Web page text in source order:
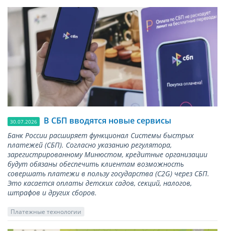
30.07.2026 В СБП вводятся новые сервисы
Банк России расширяет функционал Системы быстрых
платежей (СБП). Согласно указанию регулятора,
зарегистрированному Минюстом, кредитные организации
будут обязаны обеспечить клиентам возможность
совершать платежи в пользу государства (С2G) через СБП.
Это касается оплаты детских садов, секций, налогов,
штрафов и других сборов.
Платежные технологии